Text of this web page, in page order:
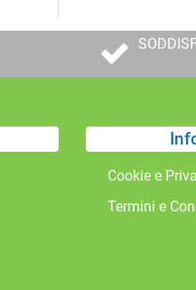
Cookie e
Termini e